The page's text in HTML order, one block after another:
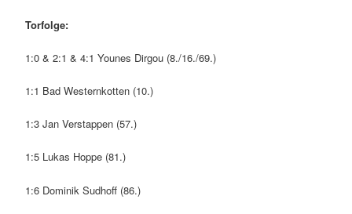
Torfolge:
1:0 & 2:1 & 4:1 Younes Dirgou (8./16./69.)
1:1 Bad Westernkotten (10.)
1:3 Jan Verstappen (57.)
1:5 Lukas Hoppe (81.)
1:6 Dominik Sudhoff (86.)